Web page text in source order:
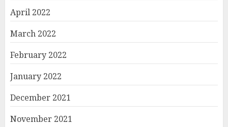
April 2022
March 2022
February 2022
January 2022
December 2021
November 2021